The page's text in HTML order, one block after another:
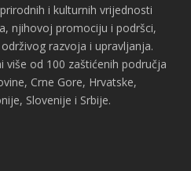
i kulturnih vrijednosti
njihovoj promociju i podršci,
razvoja i upravljanja.
više od 100 zaštićenih područja
Crne Gore, Hrvatske,
Slovenije i Srbije.